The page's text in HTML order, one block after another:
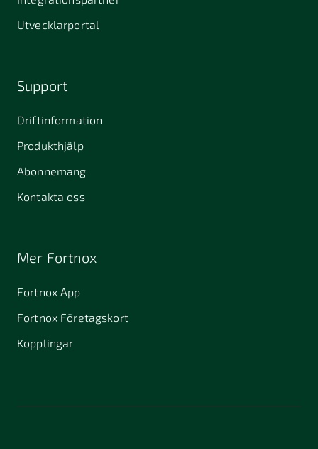
Utvecklarportal
Support
Driftinformation
Produkthjälp
Abonnemang
Kontakta oss
Mer Fortnox
Fortnox App
Fortnox Företagskort
Kopplingar